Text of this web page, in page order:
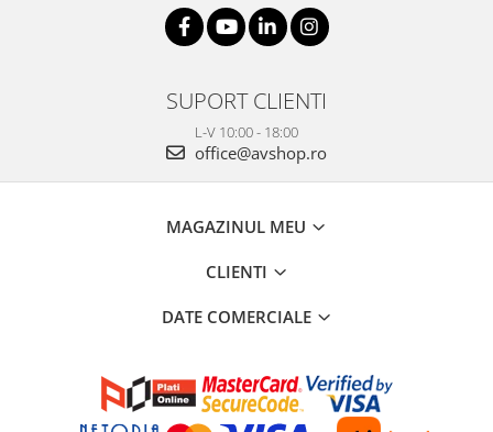
SUPORT CLIENTI
L-V 10:00 - 18:00
office@avshop.ro
MAGAZINUL MEU
CLIENTI
DATE COMERCIALE